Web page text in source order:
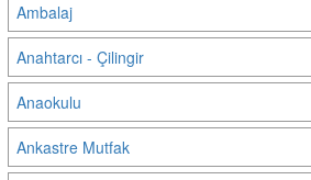
Ambalaj
Anahtarcı - Çilingir
Anaokulu
Ankastre Mutfak